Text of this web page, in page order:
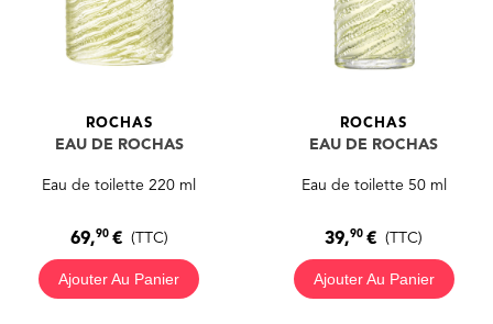
ROCHAS
EAU DE ROCHAS
Eau de toilette 220 ml
69,90 € (TTC)
Ajouter Au Panier
ROCHAS
EAU DE ROCHAS
Eau de toilette 50 ml
39,90€ (TTC)
Ajouter Au Panier